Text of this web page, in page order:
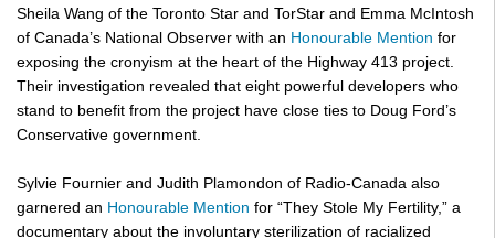
Sheila Wang of the Toronto Star and TorStar and Emma McIntosh
of Canada’s National Observer with an Honourable Mention for
exposing the cronyism at the heart of the Highway 413 project.
Their investigation revealed that eight powerful developers who
stand to benefit from the project have close ties to Doug Ford’s
Conservative government.
Sylvie Fournier and Judith Plamondon of Radio-Canada also
garnered an Honourable Mention for “They Stole My Fertility,” a
documentary about the involuntary sterilization of racialized